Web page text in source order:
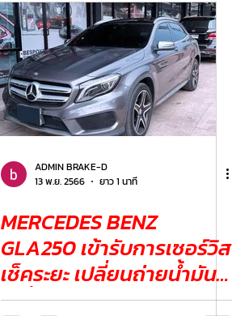
ADMIN BRAKE-D
13 พ.ย. 2566
ยาว 1 นาที
MERCEDES BENZ
GLA250 เข้ารับการเซอร์วิส
เช็คระยะ เปลี่ยนถ่ายน้ำมัน
เครื่อง